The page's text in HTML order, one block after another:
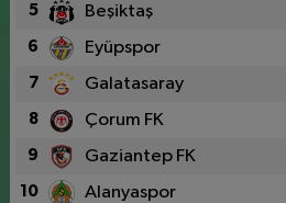
5 Beşiktaş
6 Eyüpspor
7 Galatasaray
8 Çorum FK
9 Gaziantep FK
10 Alanyaspor